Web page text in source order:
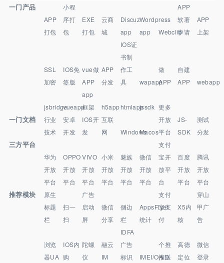
一门产品
APP
打包
小程
序打
包
EXE
打包
云商
城
Discuz
app
Wordpress
app
Webclip
APP
软著
申请
APP
上架
SSL
加密
IOS免
签版
vue做
APP
APP
分发
IOS证
书制
作工
具
wapapp
做
APP
自建
APP
webapp
jsbridgevueapp
app
框架
h5apphtmlappjssdk 更多
一门文档
行业
技术
安卓
开发
IOS开
发
互联
网
WindowsMacos
开放
平台
JS-
SDK
测试
分发
三方平台
华为
开放
平台
OPPO
开放
平台
VIVO
开放
平台
小米
开放
平台
魅族
开放
平台
微信
开放
平台
支付
宝开
放平
台
百度
开放
平台
腾讯
开放
平台
推荐模块
原生
标题
栏
扫一
扫
广告
启动
屏
微信
分享
侧边
栏
AppsFlyer
统计
支付
宝支
付
X5内
核
穿山
甲广
告
浏览
器UA
IOS内
购
陀螺
仪
融云
IM
IDFA
广告
标识
IMEI/OAID
个推
推送
高德
定位
微信
登录